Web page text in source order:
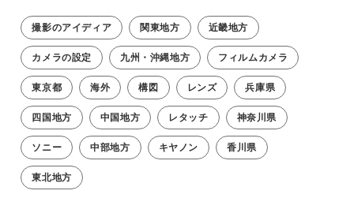
撮影のアイディア 関東地方 近畿地方
カメラの設定 九州・沖縄地方 フィルムカメラ
東京都 海外 構図 レンズ 兵庫県
四国地方 中国地方 レタッチ 神奈川県
ソニー 中部地方 キヤノン 香川県
東北地方